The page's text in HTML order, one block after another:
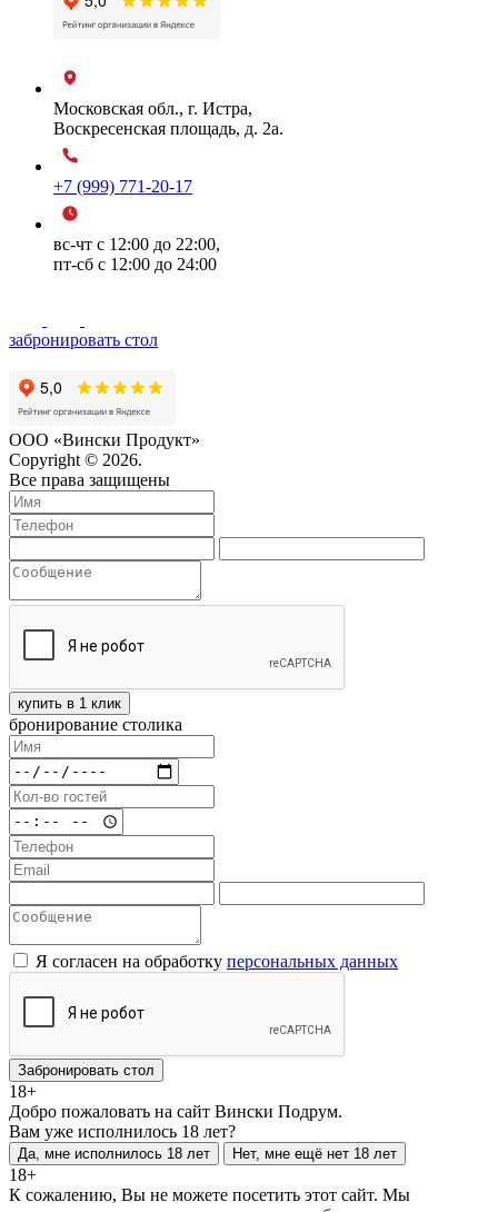
Московская обл., г. Истра,
Воскресенская площадь, д. 2а.
+7 (999) 771-20-17
вс-чт с 12:00 до 22:00,
пт-сб с 12:00 до 24:00
забронировать стол
ООО «Вински Продукт»
Copyright © 2026.
Все права защищены
купить в 1 клик
бронирование столика
Я согласен на обработку персональных данных
Забронировать стол
18+
Добро пожаловать на сайт Вински Подрум.
Вам уже исполнилось 18 лет?
Да, мне исполнилось 18 лет Нет, мне ещё нет 18 лет
18+
К сожалению, Вы не можете посетить этот сайт. Мы